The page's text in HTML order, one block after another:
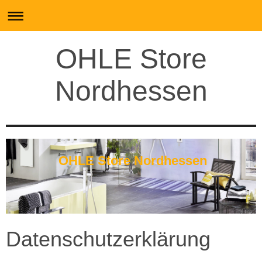
OHLE Store
Nordhessen
OHLE Store Nordhessen
Datenschutzerklärung